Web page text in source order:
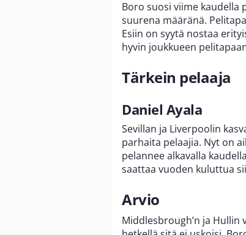
Boro suosi viime kaudella
suurena määränä.
Esiin on syytä nostaa
hyvin joukkueen
Tärkein pelaaja
Daniel Ayala
Sevillan ja Liverpoolin
parhaita pelaajia. Nyt on
pelannee alkavalla
saattaa vuoden kuluttua
Arvio
Middlesbrough’n ja Hullin